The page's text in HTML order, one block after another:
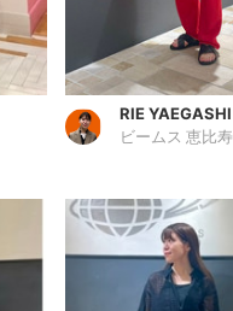
RIE YAEGASHI
ビームス 恵比寿